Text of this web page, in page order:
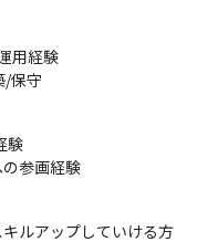
用経験
/保守
験
参画経験
ルアップしていける方